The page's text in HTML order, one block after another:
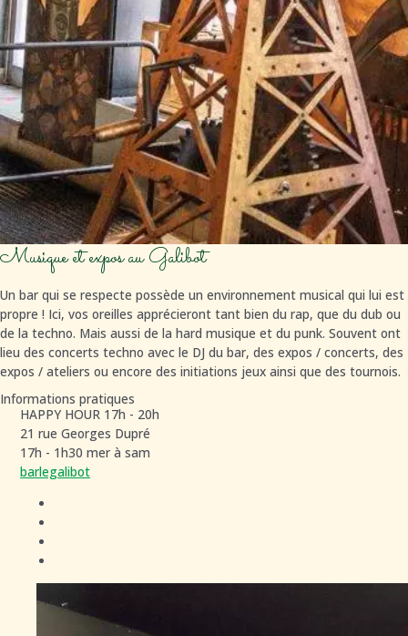
Musique et expos au Galibot
Un bar qui se respecte possède un environnement musical qui lui est
propre ! Ici, vos oreilles apprécieront tant bien du rap, que du dub ou
de la techno. Mais aussi de la hard musique et du punk. Souvent ont
lieu des concerts techno avec le DJ du bar, des expos / concerts, des
expos / ateliers ou encore des initiations jeux ainsi que des tournois.
Informations pratiques
HAPPY HOUR 17h - 20h
21 rue Georges Dupré
17h - 1h30 mer à sam
barlegalibot